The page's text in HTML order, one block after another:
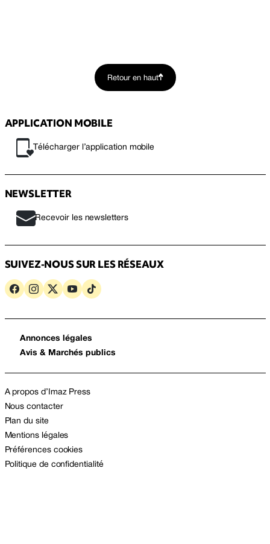
Retour en haut
APPLICATION MOBILE
Télécharger l’application mobile
NEWSLETTER
Recevoir les newsletters
SUIVEZ-NOUS SUR LES RÉSEAUX
Annonces légales
Avis & Marchés publics
A propos d’Imaz Press
Nous contacter
Plan du site
Mentions légales
Préférences cookies
Politique de confidentialité